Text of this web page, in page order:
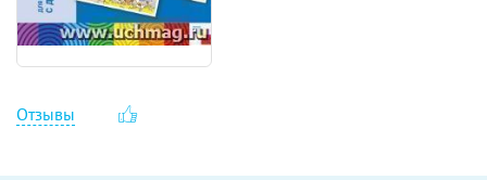
Отзывы